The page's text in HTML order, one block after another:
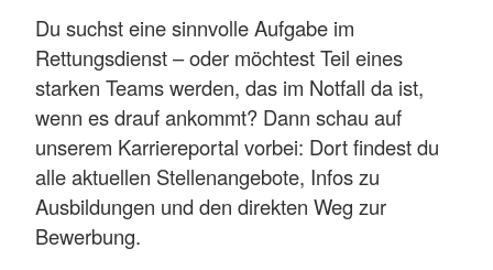
Du suchst eine sinnvolle Aufgabe im
Rettungsdienst – oder möchtest Teil eines
starken Teams werden, das im Notfall da ist,
wenn es drauf ankommt? Dann schau auf
unserem Karriereportal vorbei: Dort findest du
alle aktuellen Stellenangebote, Infos zu
Ausbildungen und den direkten Weg zur
Bewerbung.